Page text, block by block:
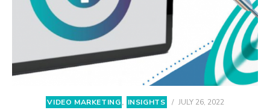
VIDEO MARKETING, INSIGHTS / JULY 26, 2022